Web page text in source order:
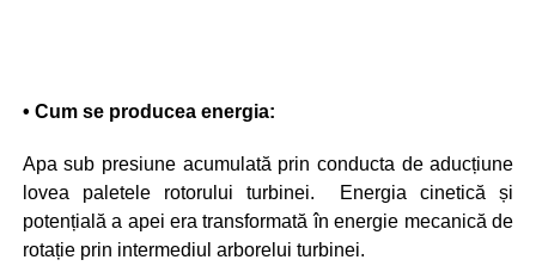
• Cum se producea energia:
Apa sub presiune acumulată prin conducta de aducțiune
lovea paletele rotorului turbinei. Energia cinetică și
potențială a apei era transformată în energie mecanică de
rotație prin intermediul arborelui turbinei.